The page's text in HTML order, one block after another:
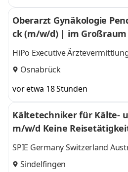
Oberarzt Gynäkologie
ck (m/w/d) | im Großraum
HiPo Executive
Osnabrück
vor etwa 18 Stunden
Kältetechniker für Kälte-
m/w/d Keine
bstage
SPIE Germany Switzerland
Sindelfingen